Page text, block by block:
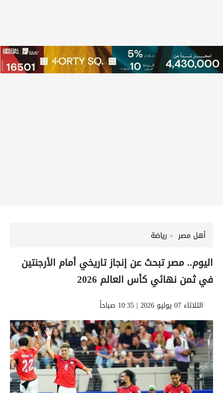
أهل مصر رياضة
اليوم.. مصر تبحث عن إنجاز تاريخي أمام الأرجنتين
في ثمن نهائي كأس العالم 2026
الثلاثاء 07 يوليو 2026 | 10:35 صباحاً